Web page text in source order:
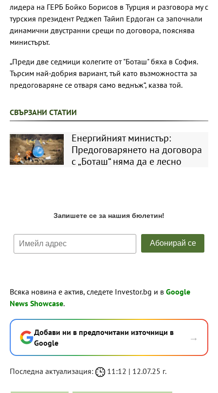
лидера на ГЕРБ Бойко Борисов в Турция и разговора му с
турския президент Реджеп Тайип Ердоган са започнали
динамични двустранни срещи по договора, пояснява
министърът.
„Преди две седмици колегите от "Боташ" бяха в София.
Търсим най-добрия вариант, тъй като възможността за
предоговаряне се отваря само веднъж“, казва той.
СВЪРЗАНИ СТАТИИ
Енергийният министър:
Предоговарянето на договора
с „Боташ“ няма да е лесно
Всяка новина е актив, следете Investor.bg и в Google
News Showcase.
Добави ни в предпочитани източници в
Google
→
Последна актуализация: 11:12 | 12.07.25 г.